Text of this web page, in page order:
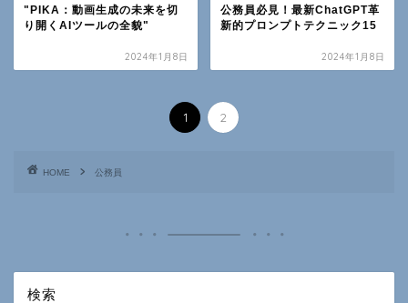
"PIKA：動画生成の未来を切
り開くAIツールの全貌"
2024年1月8日
公務員必見！最新ChatGPT革
新的プロンプトテクニック15
2024年1月8日
1 2
HOME 公務員
検索